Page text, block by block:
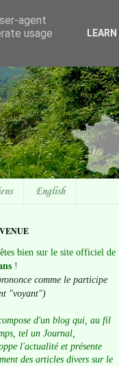
English
bien sur le site officiel de
!
comme le participe
"voyant")
d'un blog qui, au fil
tel un Journal,
l'actualité et présente
des articles divers sur le
agent
usage